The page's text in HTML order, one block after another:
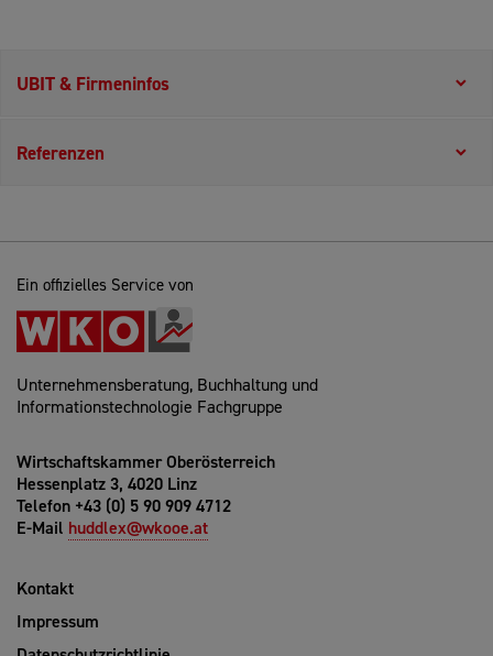
UBIT & Firmeninfos
Referenzen
Ein offizielles Service von
Unternehmensberatung, Buchhaltung und
Informationstechnologie Fachgruppe
Wirtschaftskammer Oberösterreich
Hessenplatz 3, 4020 Linz
Telefon +43 (0) 5 90 909 4712
E-Mail huddlex@wkooe.at
Kontakt
Impressum